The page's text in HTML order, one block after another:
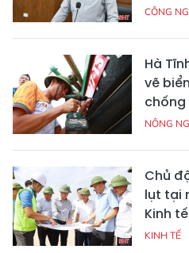
CÔNG
Hà
vẽ
chống
NÔNG
Chủ
lụt tại
Kinh
KINH TẾ